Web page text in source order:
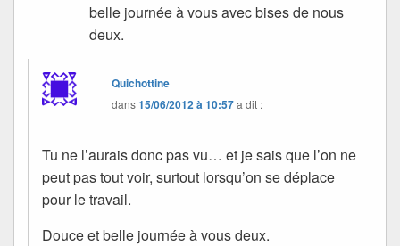
belle journée à vous avec bises de nous
deux.
Quichottine
dans15/06/2012 à 10:57a dit :
Tu ne l’aurais donc pas vu… et je sais que l’on ne
peut pas tout voir, surtout lorsqu’on se déplace
pour le travail.
Douce et belle journée à vous deux.